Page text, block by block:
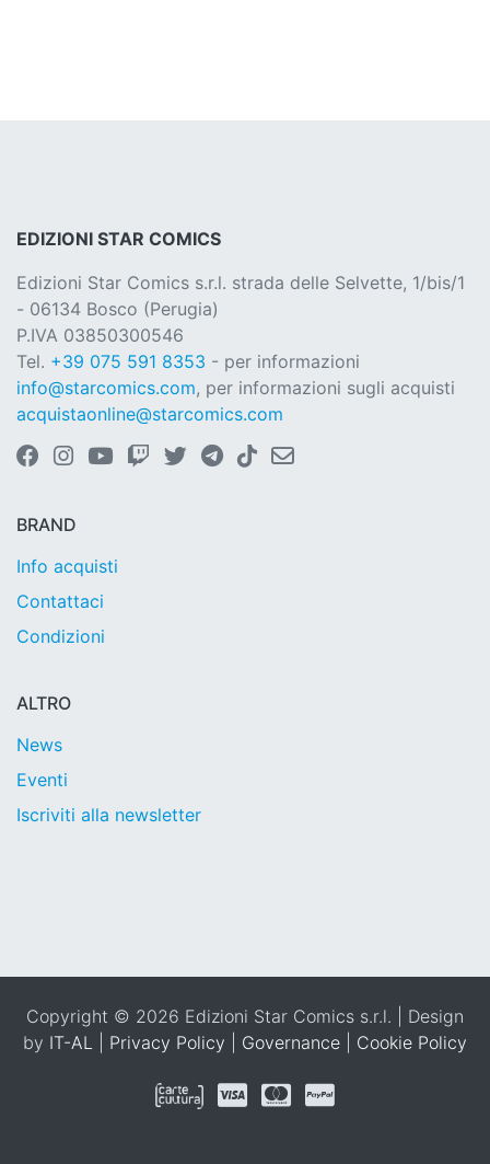
EDIZIONI STAR COMICS
Edizioni Star Comics s.r.l. strada delle Selvette, 1/bis/1
- 06134 Bosco (Perugia)
P.IVA 03850300546
Tel. +39 075 591 8353 - per informazioni
info@starcomics.com, per informazioni sugli acquisti
acquistaonline@starcomics.com
BRAND
Info acquisti
Contattaci
Condizioni
ALTRO
News
Eventi
Iscriviti alla newsletter
Copyright © 2026 Edizioni Star Comics s.r.l. | Design
by IT-AL Privacy Policy Governance Cookie Policy